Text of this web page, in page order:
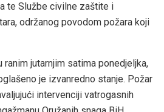
te Službe civilne zaštite i
održanog povodom požara koji
ranim jutarnjim satima ponedjeljka,
je izvanredno stanje. Požar
intervenciji vatrogasnih